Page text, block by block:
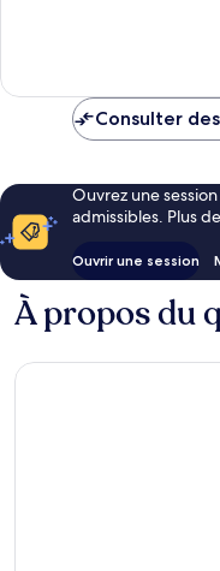
Consulter
Ouvrez une
admissibles. Plus
Ouvrir une session
À propos du